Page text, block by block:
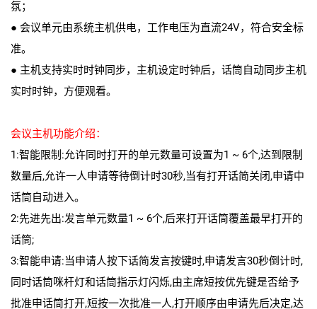
氛；
● 会议单元由系统主机供电，工作电压为直流24V，符合安全标
准。
● 主机支持实时时钟同步，主机设定时钟后，话筒自动同步主机
实时时钟，方便观看。
会议主机功能介绍：
1:智能限制:允许同时打开的单元数量可设置为1 ~ 6个,达到限制
数量后,允许一人申请等待倒计时30秒,当有打开话简关闭,申请中
话筒自动进入。
2:先进先出:发言单元数量1 ~ 6个,后来打开话筒覆盖最早打开的
话筒;
3:智能申请:当申请人按下话简发言按键时,申请发言30秒倒计时,
同时话筒咪杆灯和话筒指示灯闪烁,由主席短按优先键是否给予
批准申话筒打开,短按一次批准一人,打开顺序由申请先后决定,达